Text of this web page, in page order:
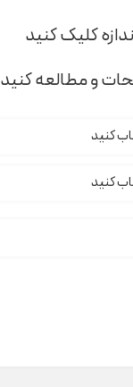
کلیک کنید
و مطالعه کنید